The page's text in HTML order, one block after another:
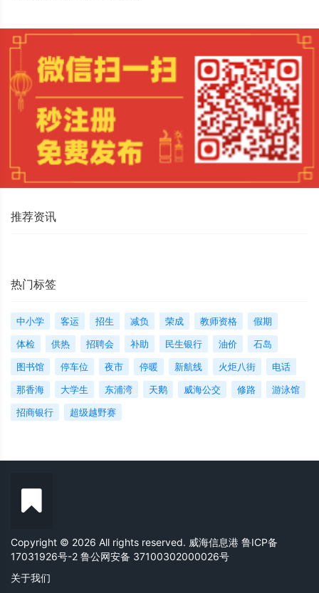
推荐资讯
热门标签
中小学 客运 招生 减负 荣成 教师资格
假期
体检
供热 招聘会 补助 民生银行 油价
石岛
图书馆
停车位 夜市 停暖 新航线 火炬八街
电话
那香海
大学生 东浦湾 天鹅 威海公交 修路
游泳馆
招商银行
超级越野赛
Copyright © 2026 All rights reserved. 威海信息港 鲁ICP备
17031926号-2 鲁公网安备 37100302000026号
关于我们